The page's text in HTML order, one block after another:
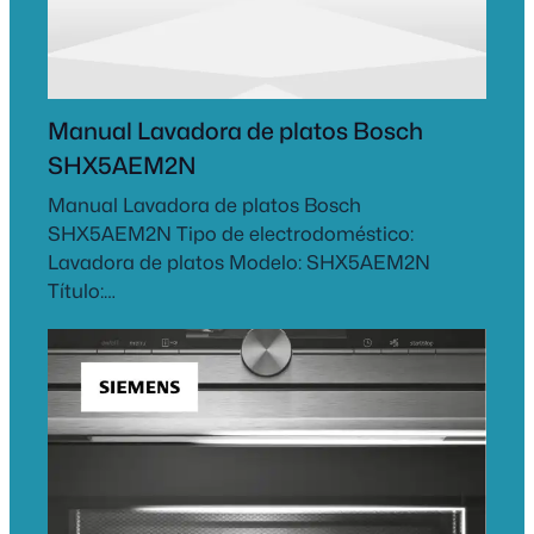
Manual Lavadora de platos Bosch
SHX5AEM2N
Manual Lavadora de platos Bosch
SHX5AEM2N Tipo de electrodoméstico:
Lavadora de platos Modelo: SHX5AEM2N
Título:…